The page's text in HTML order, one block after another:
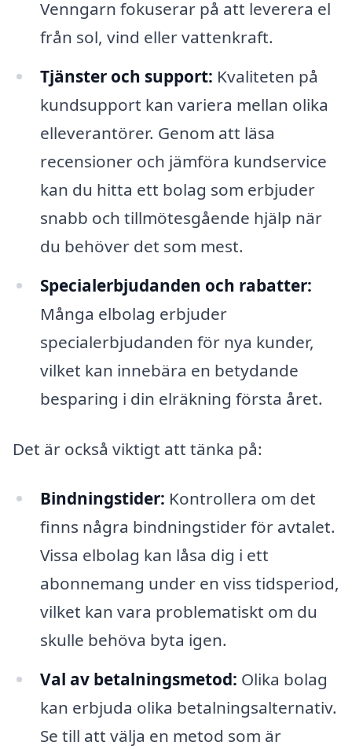
Venngarn fokuserar på att leverera el
från sol, vind eller vattenkraft.
Tjänster och support: Kvaliteten på
kundsupport kan variera mellan olika
elleverantörer. Genom att läsa
recensioner och jämföra kundservice
kan du hitta ett bolag som erbjuder
snabb och tillmötesgående hjälp när
du behöver det som mest.
Specialerbjudanden och rabatter:
Många elbolag erbjuder
specialerbjudanden för nya kunder,
vilket kan innebära en betydande
besparing i din elräkning första året.
Det är också viktigt att tänka på:
Bindningstider: Kontrollera om det
finns några bindningstider för avtalet.
Vissa elbolag kan låsa dig i ett
abonnemang under en viss tidsperiod,
vilket kan vara problematiskt om du
skulle behöva byta igen.
Val av betalningsmetod: Olika bolag
kan erbjuda olika betalningsalternativ.
Se till att välja en metod som är